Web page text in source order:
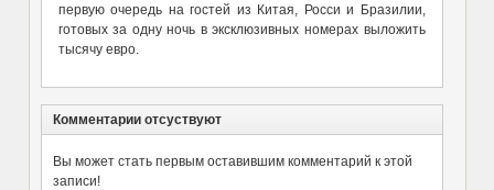
первую очередь на гостей из Китая, Росси и Бразилии,
готовых за одну ночь в эксклюзивных номерах выложить
тысячу евро.
Комментарии отсуствуют
Вы может стать первым оставившим комментарий к этой
записи!